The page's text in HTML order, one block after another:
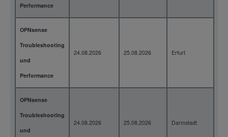
Performance
OPNsense
Troubleshooting
und
Performance
24.08.2026 25.08.2026 Erfurt
OPNsense
Troubleshooting
und
24.08.2026 25.08.2026 Darmstadt